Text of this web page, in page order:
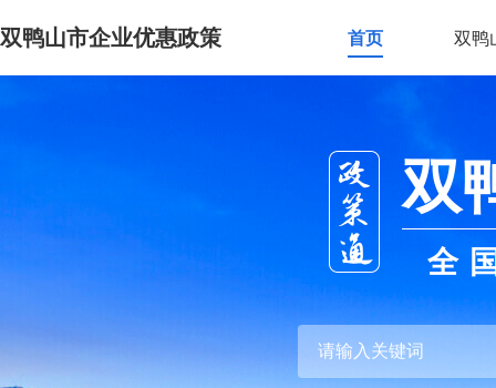
双鸭山市企业优惠政策 首页 双鸭
双
全